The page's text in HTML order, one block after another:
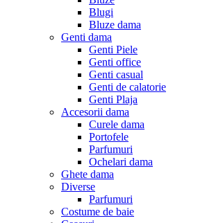
Blugi
Bluze dama
Genti dama
Genti Piele
Genti office
Genti casual
Genti de calatorie
Genti Plaja
Accesorii dama
Curele dama
Portofele
Parfumuri
Ochelari dama
Ghete dama
Diverse
Parfumuri
Costume de baie